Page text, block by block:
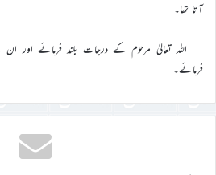
آتا تھا۔
اللہ تعالیٰ مرحوم کے درجات بلند فرمائے اور ان
فرمائے۔